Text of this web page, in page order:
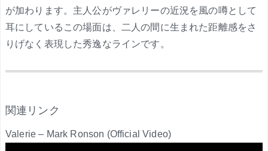
が加わります。主人公がヴァレリーの近況を風の噂として
耳にしているこの場面は、二人の間に生まれた距離感をさ
りげなく表現した秀逸なラインです。
関連リンク
Valerie – Mark Ronson (Official Video)